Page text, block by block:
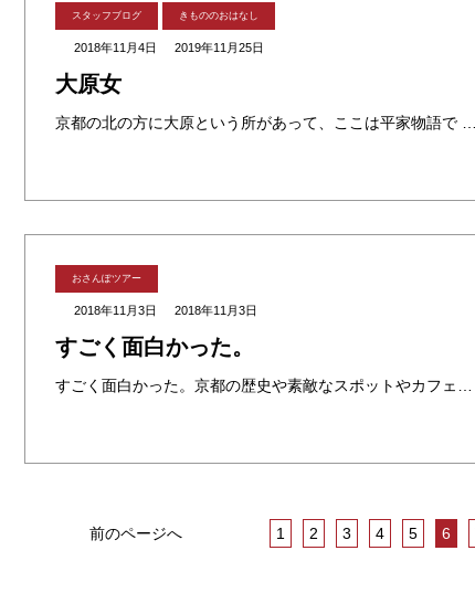
スタッフブログ きもののおはなし
2018年11月4日 2019年11月25日
大原女
おさんぽツアー
2018年11月3日 2018年11月3日
すごく面白かった。
前のページへ 1 2 3 4 5 6